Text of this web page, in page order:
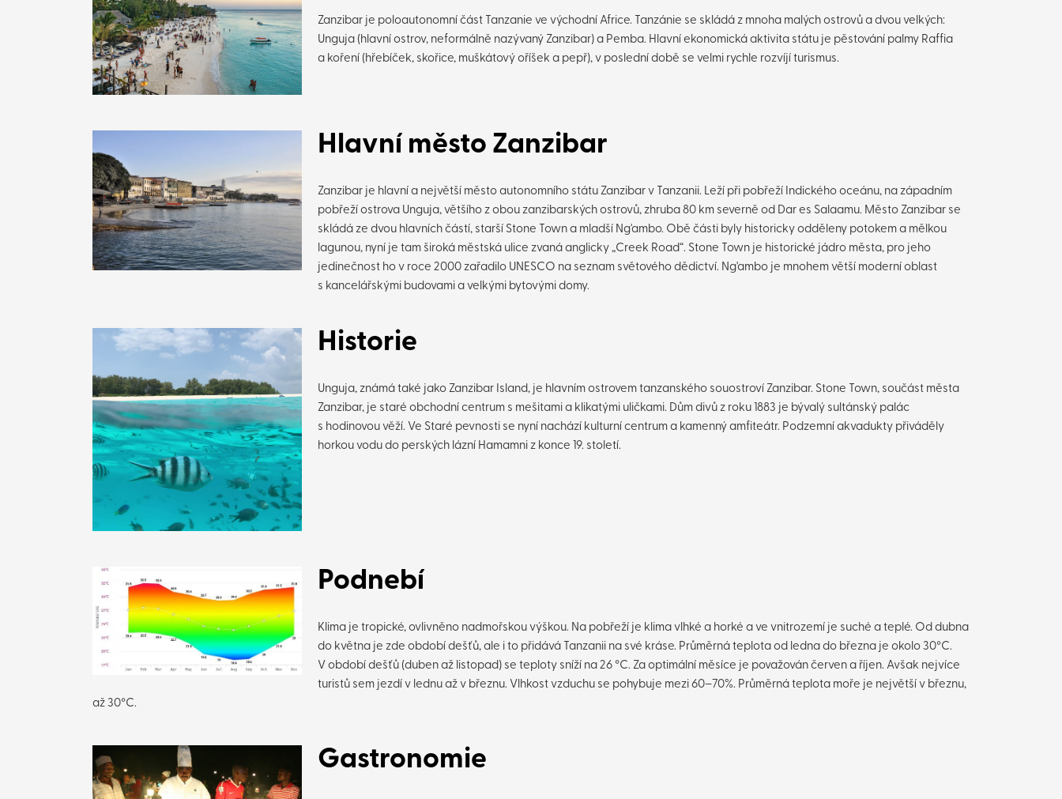
Zanzibar je poloautonomní část Tanzanie ve východní Africe. Tanzánie se skládá z mnoha malých ostrovů a dvou velkých:
Unguja (hlavní ostrov, neformálně nazývaný Zanzibar) a Pemba. Hlavní ekonomická aktivita státu je pěstování palmy Raffia
a koření (hřebíček, skořice, muškátový oříšek a pepř), v poslední době se velmi rychle rozvíjí turismus.
Hlavní město Zanzibar
Zanzibar je hlavní a největší město autonomního státu Zanzibar v Tanzanii. Leží při pobřeží Indického oceánu, na západním
pobřeží ostrova Unguja, většího z obou zanzibarských ostrovů, zhruba 80 km severně od Dar es Salaamu. Město Zanzibar se
skládá ze dvou hlavních částí, starší Stone Town a mladší Ng'ambo. Obě části byly historicky odděleny potokem a mělkou
lagunou, nyní je tam široká městská ulice zvaná anglicky „Creek Road“. Stone Town je historické jádro města, pro jeho
jedinečnost ho v roce 2000 zařadilo UNESCO na seznam světového dědictví. Ng'ambo je mnohem větší moderní oblast
s kancelářskými budovami a velkými bytovými domy.
Historie
Unguja, známá také jako Zanzibar Island, je hlavním ostrovem tanzanského souostroví Zanzibar. Stone Town, součást města
Zanzibar, je staré obchodní centrum s mešitami a klikatými uličkami. Dům divů z roku 1883 je bývalý sultánský palác
s hodinovou věží. Ve Staré pevnosti se nyní nachází kulturní centrum a kamenný amfiteátr. Podzemní akvadukty přiváděly
horkou vodu do perských lázní Hamamni z konce 19. století.
Podnebí
Klima je tropické, ovlivněno nadmořskou výškou. Na pobřeží je klima vlhké a horké a ve vnitrozemí je suché a teplé. Od dubna
do května je zde období dešťů, ale i to přidává Tanzanii na své kráse. Průměrná teplota od ledna do března je okolo 30°C.
V období dešťů (duben až listopad) se teploty sníží na 26 °C. Za optimální měsíce je považován červen a říjen. Avšak nejvíce
turistů sem jezdí v lednu až v březnu. Vlhkost vzduchu se pohybuje mezi 60–70%. Průměrná teplota moře je největší v březnu,
až 30°C.
Gastronomie